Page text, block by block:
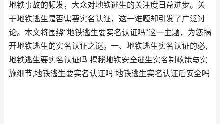
地铁事故的频发，大众对地铁逃生的关注度日益进步。关
于地铁逃生是否需要实名认证，这一难题却引发了广泛讨
论。本文将围绕“地铁逃生要实名认证吗”这一主题，为您揭
开地铁逃生的实名认证之谜。一、地铁逃生实名认证的必,
地铁逃生要实名认证吗 揭秘地铁安全逃生实名制政策与实
施细节,地铁逃生要实名认证吗 地铁逃生实名认证后安全吗